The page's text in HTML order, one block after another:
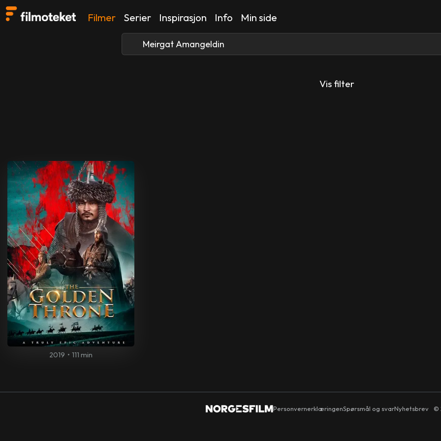
Filmer Serier Inspirasjon Info Min side
Vis filter
2019 • 111 min
PersonvernerklæringenSpørsmål og svarNyhetsbrev ©